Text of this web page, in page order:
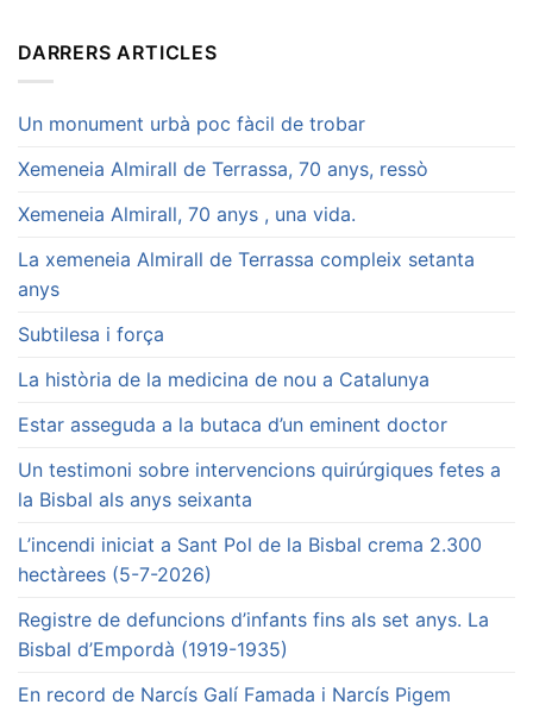
DARRERS ARTICLES
Un monument urbà poc fàcil de trobar
Xemeneia Almirall de Terrassa, 70 anys, ressò
Xemeneia Almirall, 70 anys , una vida.
La xemeneia Almirall de Terrassa compleix setanta
anys
Subtilesa i força
La història de la medicina de nou a Catalunya
Estar asseguda a la butaca d’un eminent doctor
Un testimoni sobre intervencions quirúrgiques fetes a
la Bisbal als anys seixanta
L’incendi iniciat a Sant Pol de la Bisbal crema 2.300
hectàrees (5-7-2026)
Registre de defuncions d’infants fins als set anys. La
Bisbal d’Empordà (1919-1935)
En record de Narcís Galí Famada i Narcís Pigem